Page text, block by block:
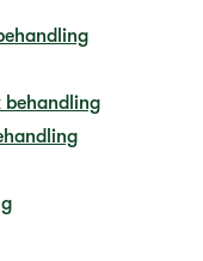
behandling